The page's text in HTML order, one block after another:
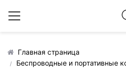
Главная страница
Беспроводные и портативные